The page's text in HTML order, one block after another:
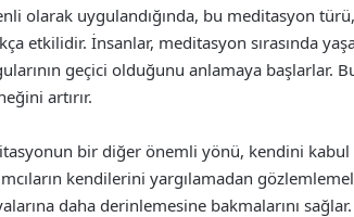
olarak uygulandığında, bu meditasyon
etkilidir. İnsanlar, meditasyon sırasında
geçici olduğunu anlamaya başlarlar.
artırır.
bir diğer önemli yönü, kendini kabul
kendilerini yargılamadan
daha derinlemesine bakmalarını